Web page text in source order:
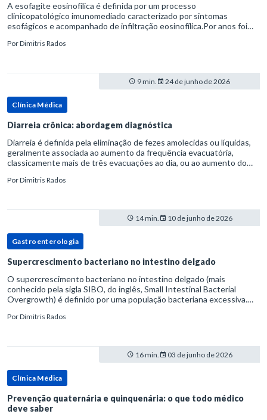
A esofagite eosinofílica é definida por um processo
clinicopatológico imunomediado caracterizado por sintomas
esofágicos e acompanhado de infiltração eosinofílica.Por anos foi
refluxo gastr
PorDimitris Rados
9 min. 24 de junho de 2026
Clínica Médica
Diarreia crônica: abordagem diagnóstica
Diarreia é definida pela eliminação de fezes amolecidas ou líquidas,
geralmente associada ao aumento da frequência evacuatória,
classicamente mais de três evacuações ao dia, ou ao aumento do
PorDimitris Rados
14 min. 10 de junho de 2026
Gastroenterologia
Supercrescimento bacteriano no intestino delgado
O supercrescimento bacteriano no intestino delgado (mais
conhecido pela sigla SIBO, do inglês, Small Intestinal Bacterial
Overgrowth) é definido por uma população bacteriana excessiva.
PorDimitris Rados
16 min. 03 de junho de 2026
Clínica Médica
Prevenção quaternária e quinquenária: o que todo médico
deve saber